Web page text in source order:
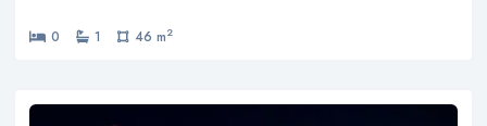
0 1 46 m2